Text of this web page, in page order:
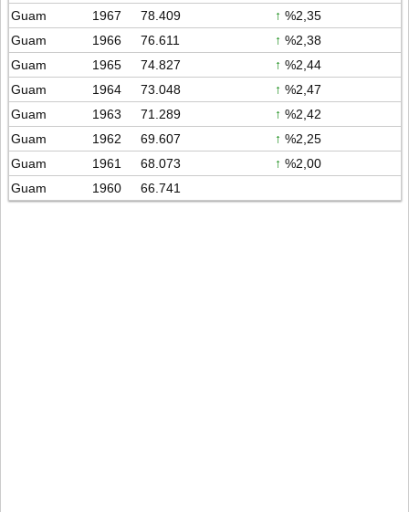
Guam
1967 78.409 ↑ %2,35
Guam
1966 76.611 ↑ %2,38
Guam
1965 74.827 ↑ %2,44
Guam
1964 73.048 ↑ %2,47
Guam
1963 71.289 ↑ %2,42
Guam
1962 69.607 ↑ %2,25
Guam
1961 68.073 ↑ %2,00
Guam
1960 66.741